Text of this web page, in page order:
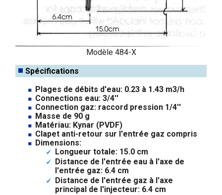
Modèle 484-X
Spécifications
Plages de débits d'eau: 0.23 à 1.43 m3/h
Connections eau: 3/4''
Connection gaz: raccord pression 1/4''
Masse de 90 g
Matériau: Kynar (PVDF)
Clapet anti-retour sur l'entrée gaz compris
Dimensions:
Longueur totale: 15.0 cm
Distance de l'entrée eau à l'axe de
l'entrée gaz: 6.4 cm
Distance de l'entrée gaz à l'axe
principal de l'injecteur: 6.4 cm